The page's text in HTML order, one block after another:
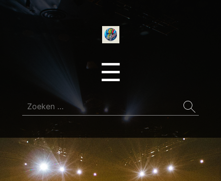
☰
Zoeken
naar: